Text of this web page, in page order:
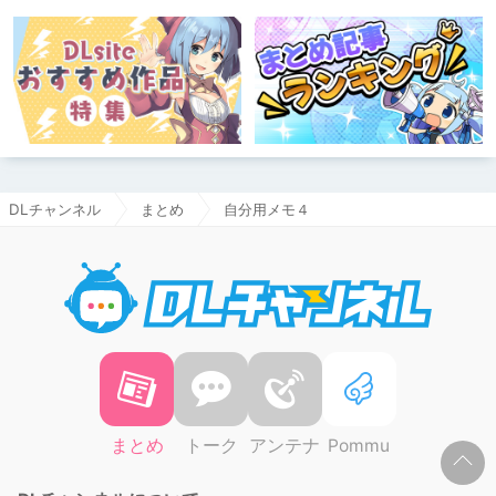
DLチャンネル まとめ 自分用メモ４
まとめ トーク アンテナ Pommu